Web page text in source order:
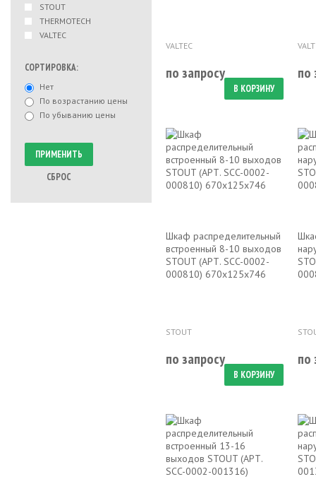
VALTEC
по запросу
В КОРЗИНУ
по
Шкаф распределительный
встроенный 8-10 выходов
STOUT (АРТ. SCC-0002-
000810) 670х125х746
STOUT
по запросу
В КОРЗИНУ
по
STOUT
THERMOTECH
VALTEC
СОРТИРОВКА:
Нет
По возрастанию цены
По убыванию цены
СБРОС